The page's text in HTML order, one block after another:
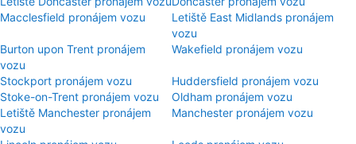
Macclesfield pronájem vozu
Letiště East Midlands pronájem
vozu
Burton upon Trent pronájem
vozu
Wakefield pronájem vozu
Stockport pronájem vozu
Huddersfield pronájem vozu
Stoke-on-Trent pronájem vozu
Oldham pronájem vozu
Letiště Manchester pronájem
vozu
Manchester pronájem vozu